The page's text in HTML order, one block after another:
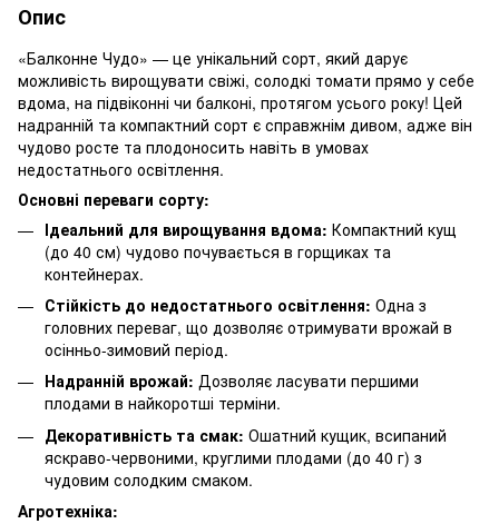
Опис
«Балконне Чудо» — це унікальний сорт, який дарує
можливість вирощувати свіжі, солодкі томати прямо у себе
вдома, на підвіконні чи балконі, протягом усього року! Цей
надранній та компактний сорт є справжнім дивом, адже він
чудово росте та плодоносить навіть в умовах
недостатнього освітлення.
Основні переваги сорту:
Ідеальний для вирощування вдома: Компактний кущ
(до 40 см) чудово почувається в горщиках та
контейнерах.
Стійкість до недостатнього освітлення: Одна з
головних переваг, що дозволяє отримувати врожай в
осінньо-зимовий період.
Надранній врожай: Дозволяє ласувати першими
плодами в найкоротші терміни.
Декоративність та смак: Ошатний кущик, всипаний
яскраво-червоними, круглими плодами (до 40 г) з
чудовим солодким смаком.
Агротехніка: